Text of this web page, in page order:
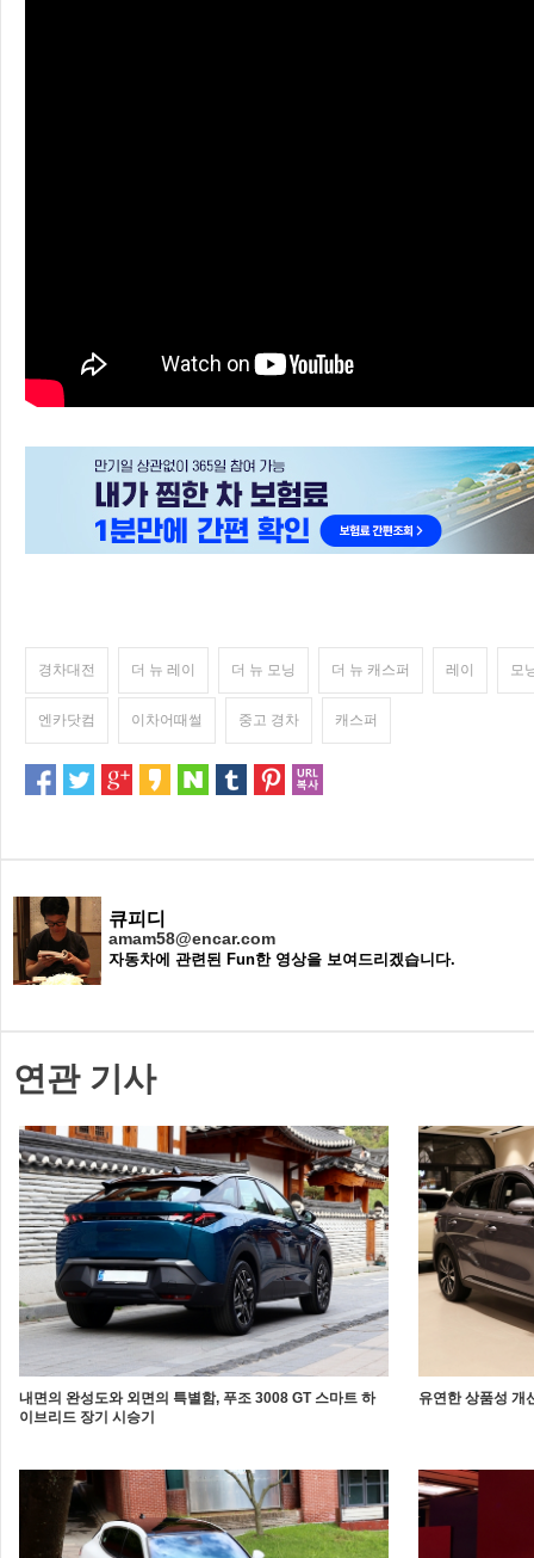
경차대전 더 뉴 레이 더 뉴 모닝 더 뉴 캐스퍼 레이 모
엔카닷컴 이차어때썰 중고 경차 캐스퍼
큐피디
amam58@encar.com
자동차에 관련된 Fun한 영상을 보여드리겠습니다.
연관 기사
내면의 완성도와 외면의 특별함, 푸조 3008 GT 스마트 하
이브리드 장기 시승기
유연한 상품성 개